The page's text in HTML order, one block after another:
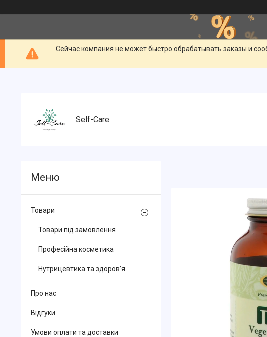
Сейчас компания не может быстро обрабатывать заказы и
Self-Care
Товари
Товари під замовлення
Професійна косметика
Нутрицевтика та здоров’я
Про нас
Відгуки
Умови оплати та доставки